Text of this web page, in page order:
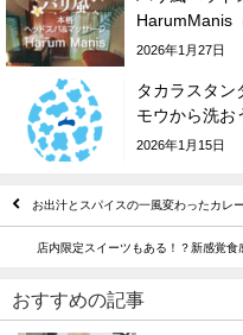
HarumManis
2026年1月27日
タカラスタン
モウから洗お
2026年1月15日
お出汁とスパイスの一風変わったカ
店内限定スイーツもある！？新感覚
おすすめの記事